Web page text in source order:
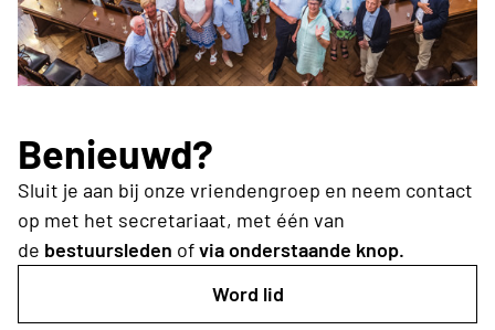
Benieuwd?
Sluit je aan bij onze vriendengroep en neem contact
op met het secretariaat, met één van
de bestuursleden ofvia onderstaande knop.
Word lid